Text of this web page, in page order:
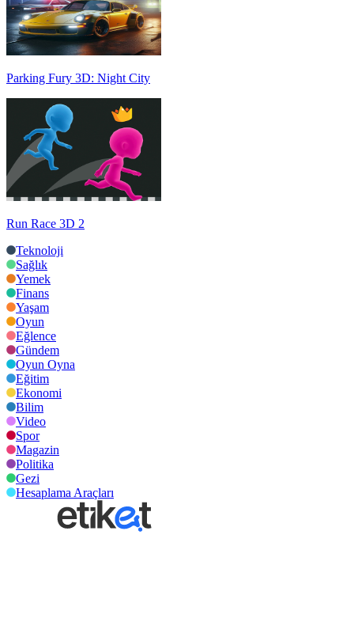
Parking Fury 3D: Night City
Run Race 3D 2
Teknoloji
Sağlık
Yemek
Finans
Yaşam
Oyun
Eğlence
Gündem
Oyun Oyna
Eğitim
Ekonomi
Bilim
Video
Spor
Magazin
Politika
Gezi
Hesaplama Araçları